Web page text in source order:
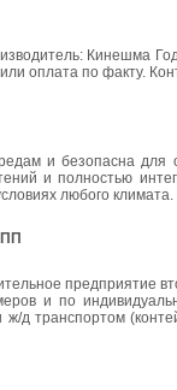
Кинешма
оплата по факту.
и безопасна
и полностью
любого климата.
предприятие
и по
ж/д транспортом